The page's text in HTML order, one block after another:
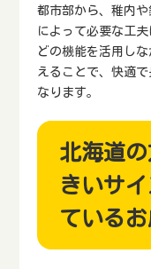
都市部から、稚内
によって必要な工
どの機能を活用し
えることで、快適
なります。
北海道
きいサ
ている